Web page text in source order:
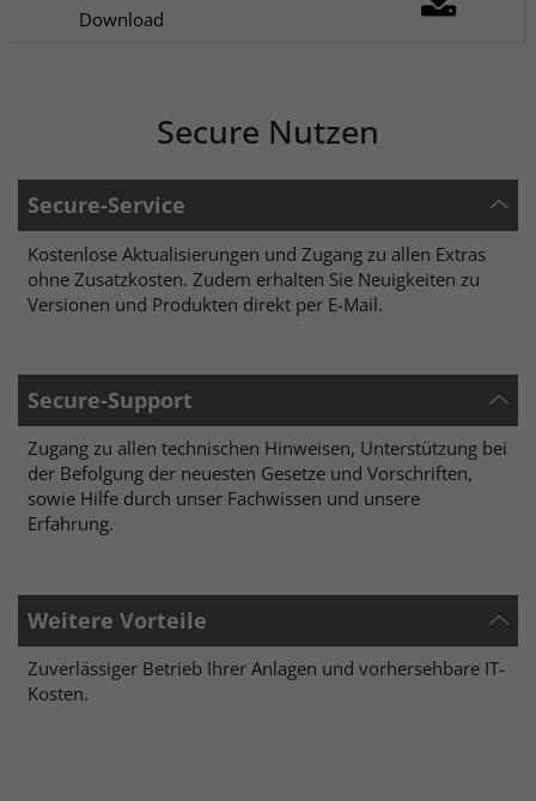
Download
Secure Nutzen
Secure-Service
Kostenlose Aktualisierungen und Zugang zu allen Extras
ohne Zusatzkosten. Zudem erhalten Sie Neuigkeiten zu
Versionen und Produkten direkt per E-Mail.
Secure-Support
Zugang zu allen technischen Hinweisen, Unterstützung bei
der Befolgung der neuesten Gesetze und Vorschriften,
sowie Hilfe durch unser Fachwissen und unsere
Erfahrung.
Weitere Vorteile
Zuverlässiger Betrieb Ihrer Anlagen und vorhersehbare IT-
Kosten.